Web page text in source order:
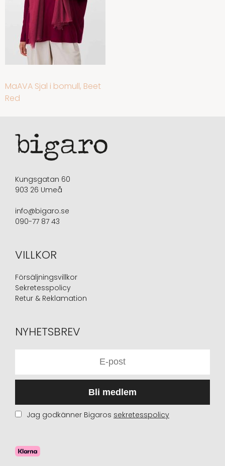
INLÄGGSNAVIGERING
MaAVA Sjal i bomull, Beet
Red
Kungsgatan 60
903 26 Umeå
info@bigaro.se
090-77 87 43
VILLKOR
Försäljningsvillkor
Sekretesspolicy
Retur & Reklamation
NYHETSBREV
Bli medlem
Jag godkänner Bigaros sekretesspolicy